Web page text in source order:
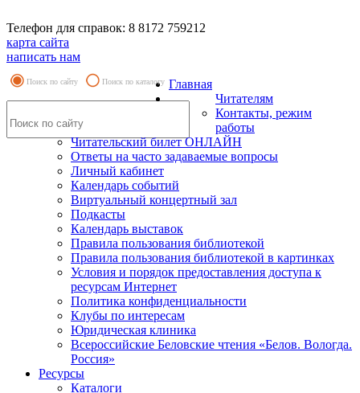
Телефон для справок: 8 8172 759212
карта сайта
написать нам
Поиск по сайту Поиск по каталогу Главная
Читателям
Контакты, режим
работы
Читательский билет ОНЛАЙН
Ответы на часто задаваемые вопросы
Личный кабинет
Календарь событий
Виртуальный концертный зал
Подкасты
Календарь выставок
Правила пользования библиотекой
Правила пользования библиотекой в картинках
Условия и порядок предоставления доступа к
ресурсам Интернет
Политика конфиденциальности
Клубы по интересам
Юридическая клиника
Всероссийские Беловские чтения «Белов. Вологда.
Россия»
Ресурсы
Каталоги